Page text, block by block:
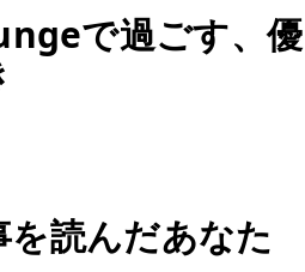
で過ごす、優
を読んだあなた